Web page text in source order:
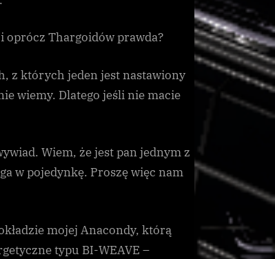
Thargoidów prawda?
z których jeden jest nastawiony
wiemy. Dlatego jeśli nie macie
Wiem, że jest pan jednym z
w pojedynkę. Proszę więc nam
mojej Anacondy, którą
typu BI-WEAVE –